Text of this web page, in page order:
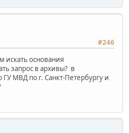
#246
искать основания
запрос в архивы? в
МВД по г. Санкт-Петербургу и